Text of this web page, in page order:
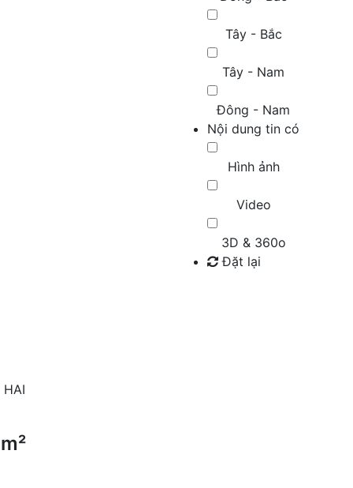
Tây - Bắc
Tây - Nam
Đông - Nam
Nội dung tin có
Hình ảnh
Video
3D & 360o
Đặt lại